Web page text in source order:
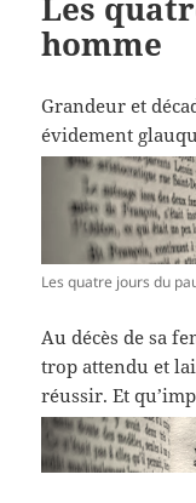
Les
homme
Grandeur et
évidement
Les quatre jours du
Au décès de sa
trop attendu et
réussir. Et